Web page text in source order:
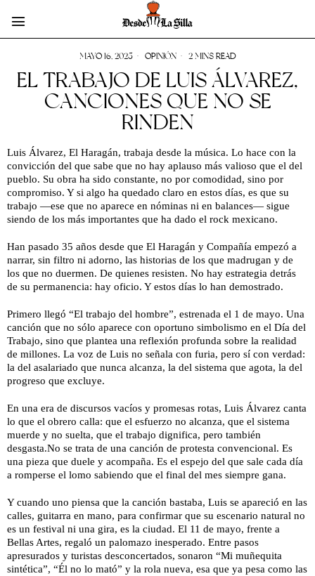
MAYO 16, 2025 OPINIÓN 2 MINS READ
EL TRABAJO DE LUIS ÁLVAREZ,
CANCIONES QUE NO SE
RINDEN
Luis Álvarez, El Haragán, trabaja desde la música. Lo hace con la
convicción del que sabe que no hay aplauso más valioso que el del
pueblo. Su obra ha sido constante, no por comodidad, sino por
compromiso. Y si algo ha quedado claro en estos días, es que su
trabajo —ese que no aparece en nóminas ni en balances— sigue
siendo de los más importantes que ha dado el rock mexicano.
Han pasado 35 años desde que El Haragán y Compañía empezó a
narrar, sin filtro ni adorno, las historias de los que madrugan y de
los que no duermen. De quienes resisten. No hay estrategia detrás
de su permanencia: hay oficio. Y estos días lo han demostrado.
Primero llegó “El trabajo del hombre”, estrenada el 1 de mayo. Una
canción que no sólo aparece con oportuno simbolismo en el Día del
Trabajo, sino que plantea una reflexión profunda sobre la realidad
de millones. La voz de Luis no señala con furia, pero sí con verdad:
la del asalariado que nunca alcanza, la del sistema que agota, la del
progreso que excluye.
En una era de discursos vacíos y promesas rotas, Luis Álvarez canta
lo que el obrero calla: que el esfuerzo no alcanza, que el sistema
muerde y no suelta, que el trabajo dignifica, pero también
desgasta.No se trata de una canción de protesta convencional. Es
una pieza que duele y acompaña. Es el espejo del que sale cada día
a romperse el lomo sabiendo que el final del mes siempre gana.
Y cuando uno piensa que la canción bastaba, Luis se apareció en las
calles, guitarra en mano, para confirmar que su escenario natural no
es un festival ni una gira, es la ciudad. El 11 de mayo, frente a
Bellas Artes, regaló un palomazo inesperado. Entre pasos
apresurados y turistas desconcertados, sonaron “Mi muñequita
sintética”, “Él no lo mató” y la rola nueva, esa que ya pesa como las